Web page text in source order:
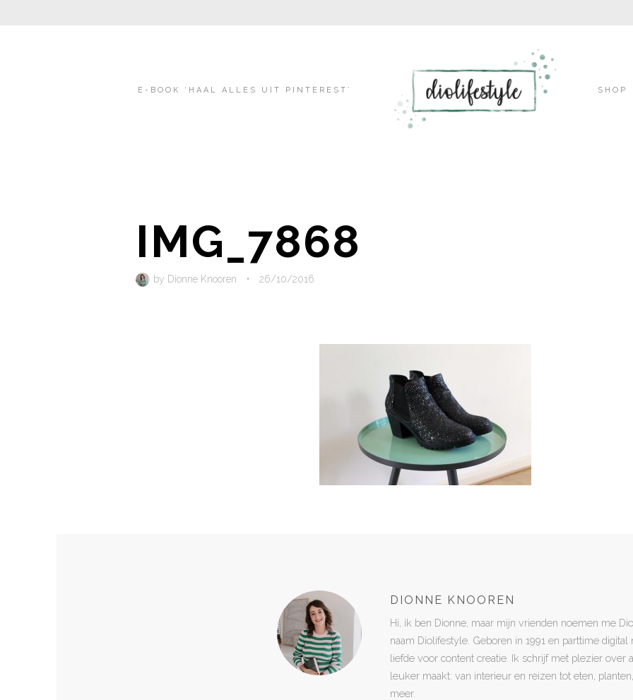
E-BOOK ‘HAAL ALLES UIT PINTEREST’ SHOP
IMG_7868
by Dionne Knooren • 26/10/2016
DIONNE KNOOREN
Hi, ik ben Dionne, maar mijn vrienden noemen me
naam Diolifestyle. Geboren in 1991 en parttime
liefde voor content creatie. Ik schrijf met plezier over
leuker maakt: van interieur en reizen tot eten,
meer.